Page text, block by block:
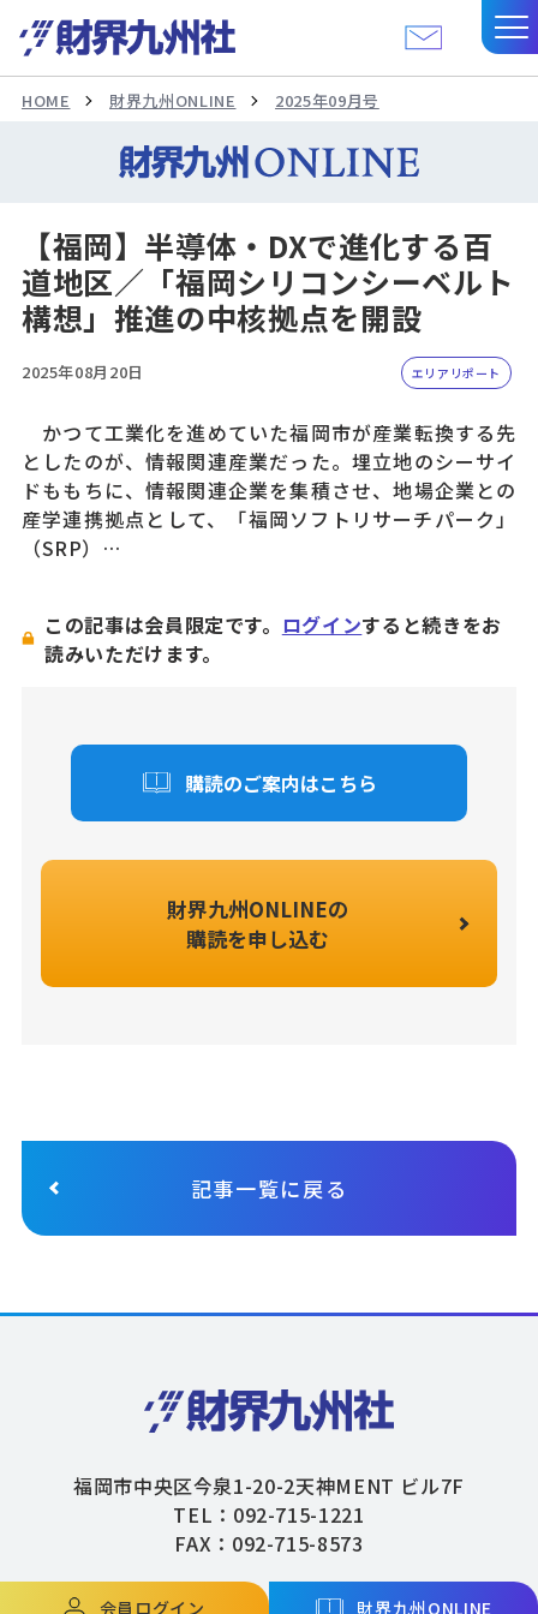
HOME 財界九州ONLINE 2025年09月号
【福岡】半導体・DXで進化する百
道地区／「福岡シリコンシーベルト
構想」推進の中核拠点を開設
2025年08月20日 エリアリポート
かつて工業化を進めていた福岡市が産業転換する先
としたのが、情報関連産業だった。埋立地のシーサイ
ドももちに、情報関連企業を集積させ、地場企業との
産学連携拠点として、「福岡ソフトリサーチパーク」
（SRP）…
この記事は会員限定です。 ログインすると続きをお
読みいただけます。
購読のご案内はこちら
財界九州ONLINEの
購読を申し込む
記事一覧に戻る
会員ログイン 財界九州ONLINE
福岡市中央区今泉1-20-2天神MENT ビル7F
TEL：092-715-1221
FAX：092-715-8573